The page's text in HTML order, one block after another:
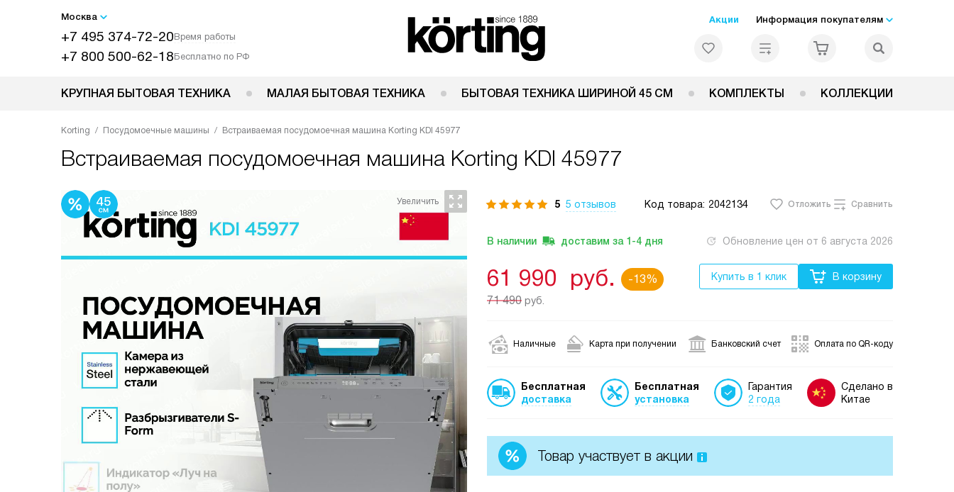
Москва
+7 495 374-72-20Время работы
+7 800 500-62-18Бесплатно по РФ
Акции Информация покупателям
КРУПНАЯ БЫТОВАЯ ТЕХНИКА МАЛАЯ БЫТОВАЯ ТЕХНИКА БЫТОВАЯ ТЕХНИКА ШИРИНОЙ 45 СМ КОМПЛЕКТЫ КОЛЛЕКЦИИ
Korting Посудомоечные машины Встраиваемая посудомоечная машина Korting KDI 45977
Встраиваемая посудомоечная машина Korting KDI 45977
5 5 отзывов Код товара: 2042134 Отложить Сравнить
В наличии доставим за 1-4 дня Обновление цен от 6 августа 2026
61 990 руб.
-13%
71 490 руб.
Купить в 1 клик В корзину
Наличные Карта при получении Банковский счет Оплата по QR-коду
Бесплатная
доставка
Бесплатная
установка
Гарантия
2 года
Сделано в
Китае
Товар участвует в акции